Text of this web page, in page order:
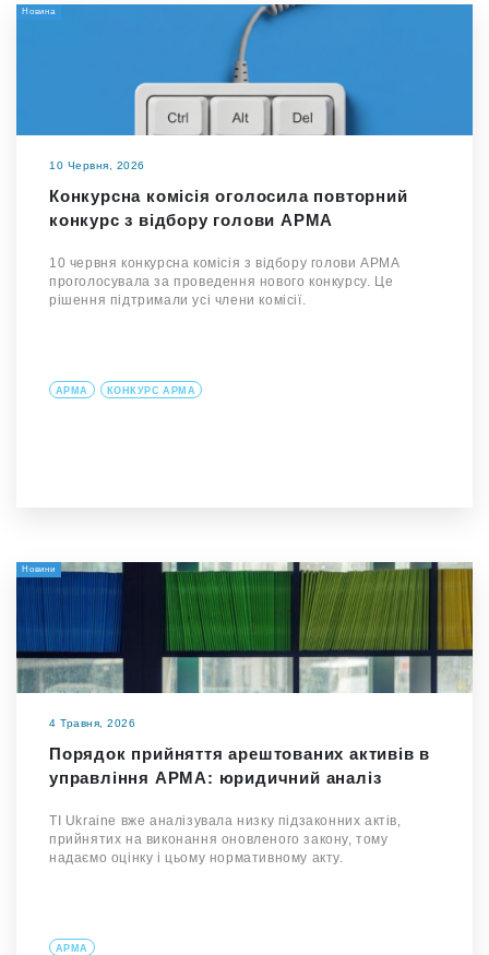
Новина
10 Червня, 2026
Конкурсна комісія оголосила повторний
конкурс з відбору голови АРМА
10 червня конкурсна комісія з відбору голови АРМА
проголосувала за проведення нового конкурсу. Це
рішення підтримали усі члени комісії.
АРМА КОНКУРС АРМА
Новини
4 Травня, 2026
Порядок прийняття арештованих активів в
управління АРМА: юридичний аналіз
TI Ukraine вже аналізувала низку підзаконних актів,
прийнятих на виконання оновленого закону, тому
надаємо оцінку і цьому нормативному акту.
АРМА